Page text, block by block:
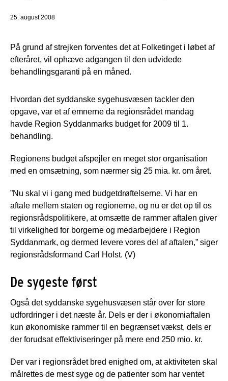
25. august 2008
På grund af strejken forventes det at Folketinget i løbet af
efteråret, vil ophæve adgangen til den udvidede
behandlingsgaranti på en måned.
Hvordan det syddanske sygehusvæsen tackler den
opgave, var et af emnerne da regionsrådet mandag
havde Region Syddanmarks budget for 2009 til 1.
behandling.
Regionens budget afspejler en meget stor organisation
med en omsætning, som nærmer sig 25 mia. kr. om året.
”Nu skal vi i gang med budgetdrøftelserne. Vi har en
aftale mellem staten og regionerne, og nu er det op til os
regionsrådspolitikere, at omsætte de rammer aftalen giver
til virkelighed for borgerne og medarbejdere i Region
Syddanmark, og dermed levere vores del af aftalen,” siger
regionsrådsformand Carl Holst. (V)
De sygeste først
Også det syddanske sygehusvæsen står over for store
udfordringer i det næste år. Dels er der i økonomiaftalen
kun økonomiske rammer til en begrænset vækst, dels er
der forudsat effektiviseringer på mere end 250 mio. kr.
Der var i regionsrådet bred enighed om, at aktiviteten skal
målrettes de mest syge og de patienter som har ventet